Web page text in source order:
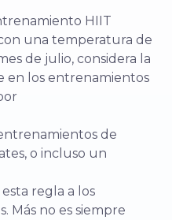
HIIT
una temperatura de
de julio, considera la
en los entrenamientos
de
o incluso un
regla a los
Más no es siempre